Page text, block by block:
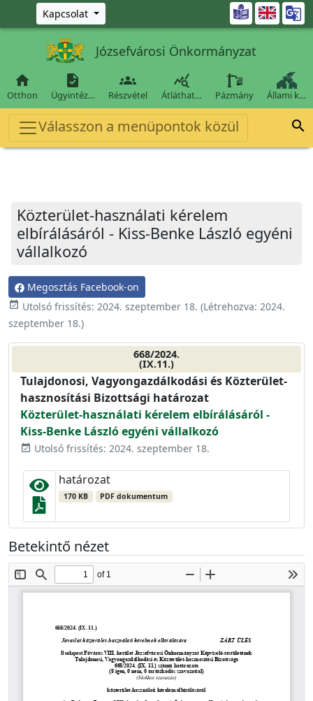
Ugrás a fő tartalomra
Kapcsolat 
Józsefvárosi Önkormányzat

Otthon

Ügyintéz…

Részvétel

Átláthat… Pázmány Állami k…
Válasszon a menüpontok közül 
Közterület-használati kérelem
elbírálásáról - Kiss-Benke László egyéni
vállalkozó
Megosztás Facebook-on
event_available Utolsó frissítés: 2024. szeptember 18. (Létrehozva: 2024.
szeptember 18.)
668/2024.
(IX.11.)
Tulajdonosi, Vagyongazdálkodási és Közterület-
hasznosítási Bizottsági határozat
Közterület-használati kérelem elbírálásáról -
Kiss-Benke László egyéni vállalkozó
event_available Utolsó frissítés: 2024. szeptember 18.
határozat
170 KB PDF dokumentum
Betekintő nézet